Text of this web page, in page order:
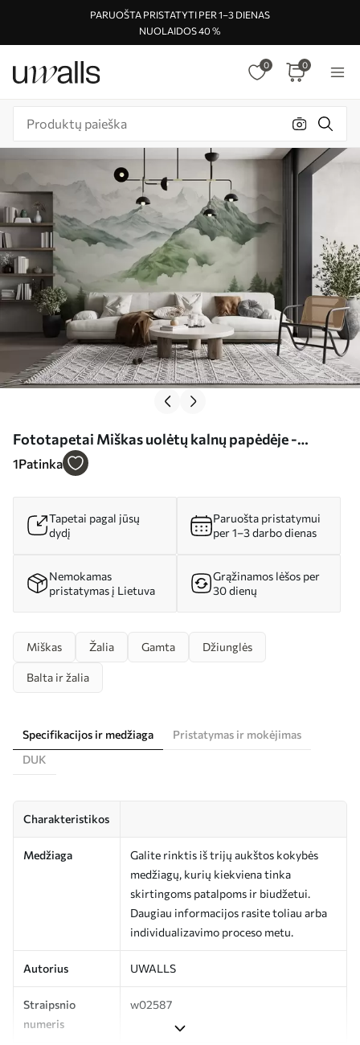
PARUOŠTA PRISTATYTI PER 1–3 DIENAS
NUOLAIDOS 40 %
0 0
Fototapetai Miškas uolėtų kalnų papėdėje -
akvarelės imitacija Nr. w02587
1Patinka
Tapetai pagal jūsų
dydį
Paruošta pristatymui
per 1–3 darbo dienas
Nemokamas
pristatymas į Lietuva
Grąžinamos lėšos per
30 dienų
Miškas Žalia Gamta Džiunglės
Balta ir žalia
Specifikacijos ir medžiaga
Pristatymas ir mokėjimas
DUK
Charakteristikos
Medžiaga
Galite rinktis iš trijų aukštos kokybės
medžiagų, kurių kiekviena tinka
skirtingoms patalpoms ir biudžetui.
Daugiau informacijos rasite toliau arba
individualizavimo proceso metu.
Autorius UWALLS
Straipsnio
numeris
w02587